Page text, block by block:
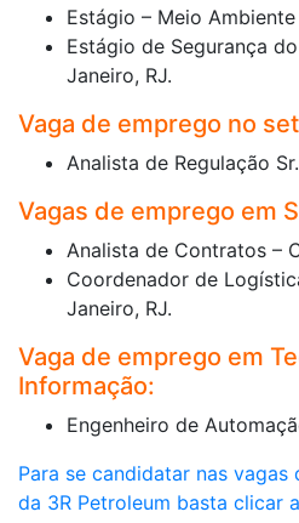
Estágio – Meio
Estágio de Segurança
Janeiro, RJ.
Vaga de emprego no
Analista de Regulação
Vagas de emprego em
Analista de Contratos –
Coordenador de
Janeiro, RJ.
Vaga de emprego em
Informação:
Engenheiro de
Para se candidatar nas
da 3R Petroleum basta clicar